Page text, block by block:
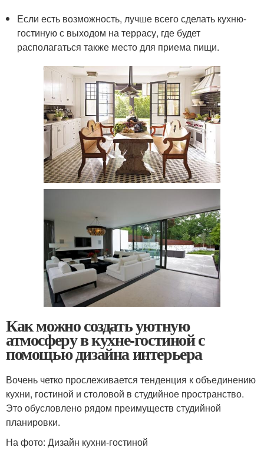
Если есть возможность, лучше всего сделать кухню-
гостиную с выходом на террасу, где будет
располагаться также место для приема пищи.
Как можно создать уютную
атмосферу в кухне-гостиной с
помощью дизайна интерьера
Вочень четко прослеживается тенденция к объединению
кухни, гостиной и столовой в студийное пространство.
Это обусловлено рядом преимуществ студийной
планировки.
На фото: Дизайн кухни-гостиной